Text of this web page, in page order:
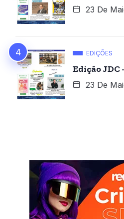
23 De
EDIÇÕES
Edição JDC
23 De